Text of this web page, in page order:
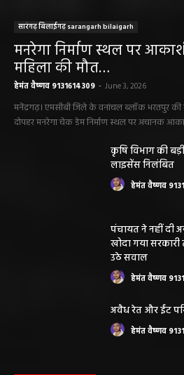
सारंगढ़ बिलाईगढ़ sarangarh bilaigarh
मनरेगा निर्माण स्थल पर
महिला की मौत…
हेमंत वैष्णव 9131614309 - June 3, 2026
मनेंद्रगढ़। एमसीबी जिले के वनांचल ब्लॉक भरतपुर की
दोपहर मनरेगा चेक डेम निर्माण स्थल पर अचानक
कृषि विभाग की
लाइसेंस निलंबित
हेमंत वैष्णव
पंचायत ने नहीं दी
खोदा गया सरकारी
उठे सवाल
हेमंत वैष्णव
अवैध रेत और ईंट
हेमंत वैष्णव